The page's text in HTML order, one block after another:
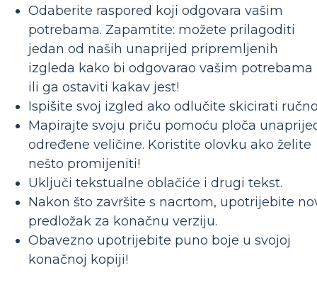
Odaberite raspored koji odgovara vašim
potrebama. Zapamtite: možete prilagoditi
jedan od naših unaprijed pripremljenih
izgleda kako bi odgovarao vašim potrebama
ili ga ostaviti kakav jest!
Ispišite svoj izgled ako odlučite skicirati
Mapirajte svoju priču pomoću ploča
određene veličine. Koristite olovku ako želite
nešto promijeniti!
Uključi tekstualne oblačiće i drugi tekst.
Nakon što završite s nacrtom, upotrijebite
predložak za konačnu verziju.
Obavezno upotrijebite puno boje u svojoj
konačnoj kopiji!